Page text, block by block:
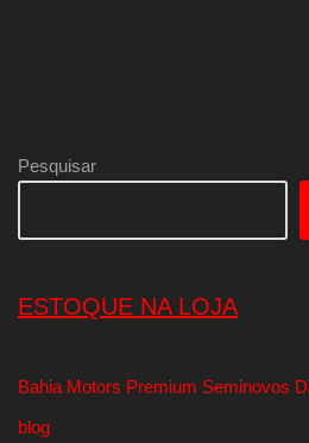
Pesquisar
ESTOQUE NA LOJA
Bahia Motors Premium Seminovos
blog